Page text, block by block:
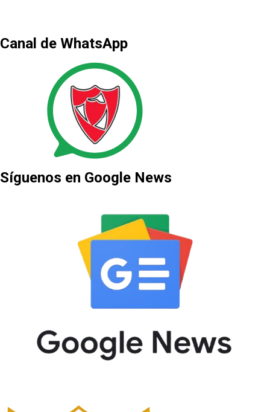
Canal de WhatsApp
Síguenos en Google News